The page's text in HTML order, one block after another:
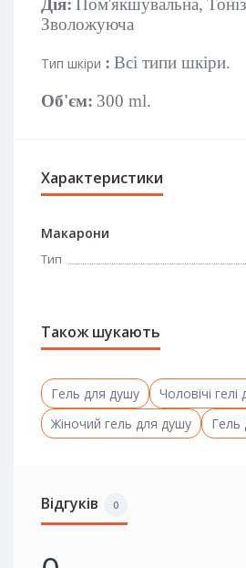
Дія: Пом'якшувальна,
Зволожуюча
Тип шкіри : Всі типи шкіри.
Об'єм: 300 ml.
Характеристики
Макарони
Тип
Також шукають
Гель для душу
Чоловічі
Жіночий гель для душу
Гель
Відгуків 0